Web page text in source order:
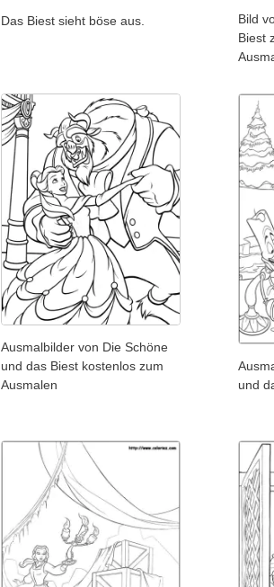
Das Biest sieht böse aus.
Bild
Biest
Ausmalbilder von Die Schöne
und das Biest kostenlos zum
Ausmalen
und